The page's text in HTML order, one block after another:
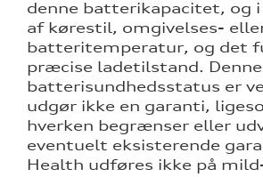
denne batterikapacitet, og
af kørestil, omgivelses-
batteritemperatur, og det
præcise ladetilstand. Denne
batterisundhedsstatus er
udgør ikke en garanti,
hverken begrænser eller
eventuelt eksisterende
Health udføres ikke på